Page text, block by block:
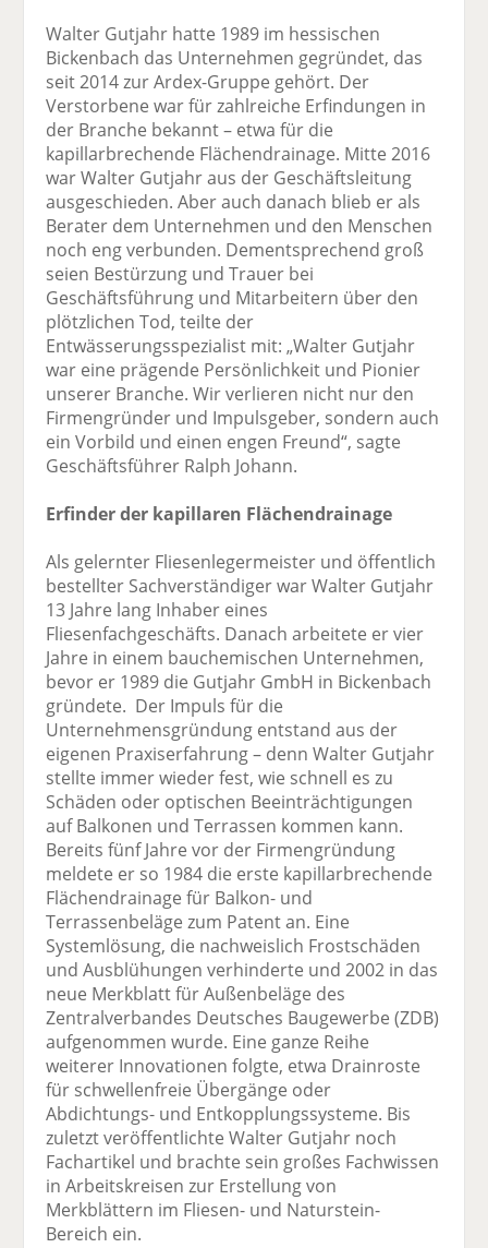
o
k
te
il
n
n
te
e
er
se
d
e
n
Walter Gutjahr hatte 1989 im hessischen
Bickenbach das Unternehmen gegründet, das
seit 2014 zur Ardex-Gruppe gehört. Der
Verstorbene war für zahlreiche Erfindungen in
der Branche bekannt – etwa für die
kapillarbrechende Flächendrainage. Mitte 2016
war Walter Gutjahr aus der Geschäftsleitung
ausgeschieden. Aber auch danach blieb er als
Berater dem Unternehmen und den Menschen
noch eng verbunden. Dementsprechend groß
seien Bestürzung und Trauer bei
Geschäftsführung und Mitarbeitern über den
plötzlichen Tod, teilte der
Entwässerungsspezialist mit: „Walter Gutjahr
war eine prägende Persönlichkeit und Pionier
unserer Branche. Wir verlieren nicht nur den
Firmengründer und Impulsgeber, sondern auch
ein Vorbild und einen engen Freund“, sagte
Geschäftsführer Ralph Johann.
Erfinder der kapillaren Flächendrainage
Als gelernter Fliesenlegermeister und öffentlich
bestellter Sachverständiger war Walter Gutjahr
13 Jahre lang Inhaber eines
Fliesenfachgeschäfts. Danach arbeitete er vier
Jahre in einem bauchemischen Unternehmen,
bevor er 1989 die Gutjahr GmbH in Bickenbach
gründete. Der Impuls für die
Unternehmensgründung entstand aus der
eigenen Praxiserfahrung – denn Walter Gutjahr
stellte immer wieder fest, wie schnell es zu
Schäden oder optischen Beeinträchtigungen
auf Balkonen und Terrassen kommen kann.
Bereits fünf Jahre vor der Firmengründung
meldete er so 1984 die erste kapillarbrechende
Flächendrainage für Balkon- und
Terrassenbeläge zum Patent an. Eine
Systemlösung, die nachweislich Frostschäden
und Ausblühungen verhinderte und 2002 in das
neue Merkblatt für Außenbeläge des
Zentralverbandes Deutsches Baugewerbe (ZDB)
aufgenommen wurde. Eine ganze Reihe
weiterer Innovationen folgte, etwa Drainroste
für schwellenfreie Übergänge oder
Abdichtungs- und Entkopplungssysteme. Bis
zuletzt veröffentlichte Walter Gutjahr noch
Fachartikel und brachte sein großes Fachwissen
in Arbeitskreisen zur Erstellung von
Merkblättern im Fliesen- und Naturstein-
Bereich ein.